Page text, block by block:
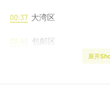
00:37 大湾区
03:40 包邮区
展开